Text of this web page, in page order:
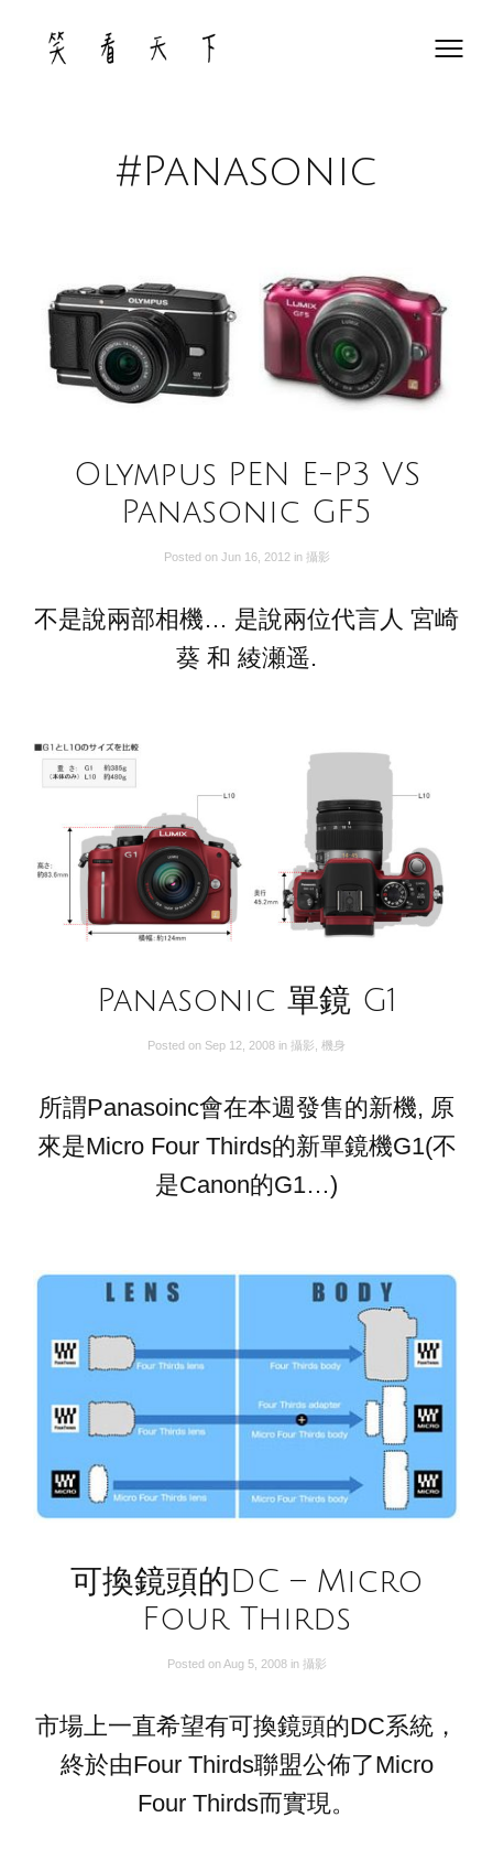
content
#Panasonic
Olympus PEN E-P3 VS
Panasonic GF5
Posted on Jun 16, 2012 in 攝影
不是說兩部相機… 是說兩位代言人 宮崎
葵 和 綾瀬遥.
Panasonic 單鏡 G1
Posted on Sep 12, 2008 in 攝影 機身
所謂Panasoinc會在本週發售的新機, 原
來是Micro Four Thirds的新單鏡機G1(不
是Canon的G1…)
可換鏡頭的DC – Micro
Four Thirds
Posted onAug 5, 2008 in 攝影
市場上一直希望有可換鏡頭的DC系統，
終於由Four Thirds聯盟公佈了Micro
Four Thirds而實現。